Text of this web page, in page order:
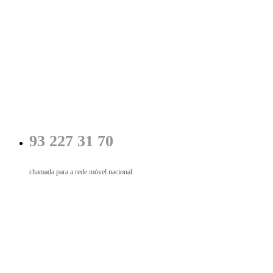
93 227 31 70
chamada para a rede móvel nacional